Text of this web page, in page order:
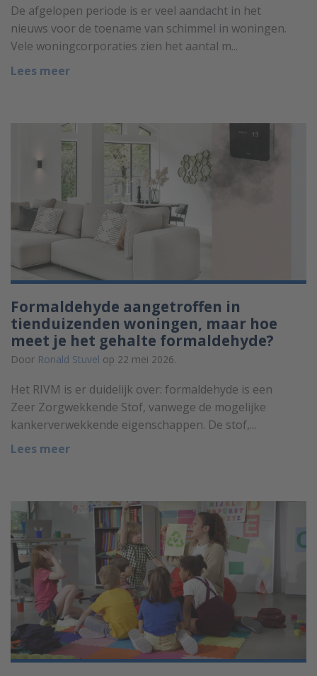
De afgelopen periode is er veel aandacht in het
nieuws voor de toename van schimmel in woningen.
Vele woningcorporaties zien het aantal m...
Lees meer
Formaldehyde aangetroffen in
tienduizenden woningen, maar hoe
meet je het gehalte formaldehyde?
Door Ronald Stuvel op 22 mei 2026.
Het RIVM is er duidelijk over: formaldehyde is een
Zeer Zorgwekkende Stof, vanwege de mogelijke
kankerverwekkende eigenschappen. De stof,...
Lees meer